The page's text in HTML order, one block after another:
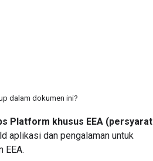
dalam dokumen ini?
Platform khusus EEA
aplikasi dan pengalaman untuk
EEA.